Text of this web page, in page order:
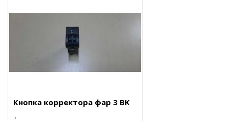
Кнопка корректора фар 3 BK
..